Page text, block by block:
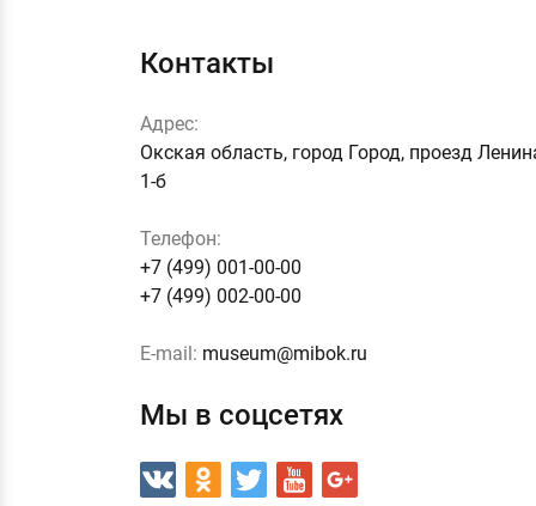
Контакты
Адрес:
Окская область, город Город, проезд
1-б
Телефон:
+7 (499) 001-00-00
+7 (499) 002-00-00
E-mail: museum@mibok.ru
Мы в соцсетях